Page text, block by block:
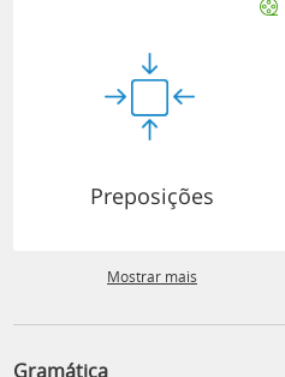
Preposições
Mostrar mais
Gramática